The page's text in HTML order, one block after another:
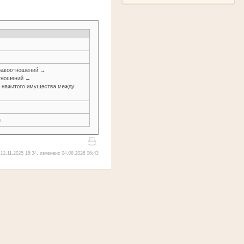
→
→
нажитого имущества между
18:34, изменено 04.08.2026 06:43